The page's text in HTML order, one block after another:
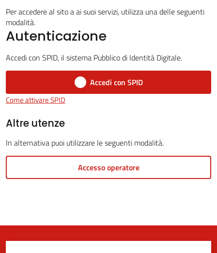
Casalfiumanese
on-
gli
Per accedere al sito a ai suoi servizi, utilizza una delle seguenti
modalità.
Autenticazione
Accedi con SPID, il sistema Pubblico di Identità Digitale.
Accedi con SPID
Come attivare SPID
Altre utenze
In alternativa puoi utilizzare le seguenti modalità.
Accesso operatore